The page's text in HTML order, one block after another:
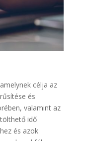
célja az
és
valamint az
idő
és azok